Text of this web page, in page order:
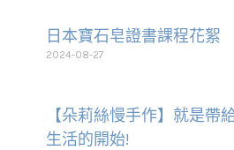
日本寶石皂證書課程花絮
2024-08-27
【朵莉絲慢手作】就是帶
生活的開始!